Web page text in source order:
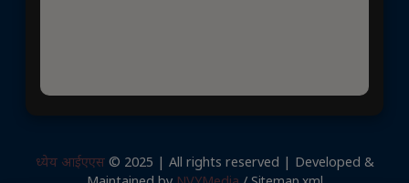
ध्येय आईएएस© 2025 | All rights reserved | Developed &